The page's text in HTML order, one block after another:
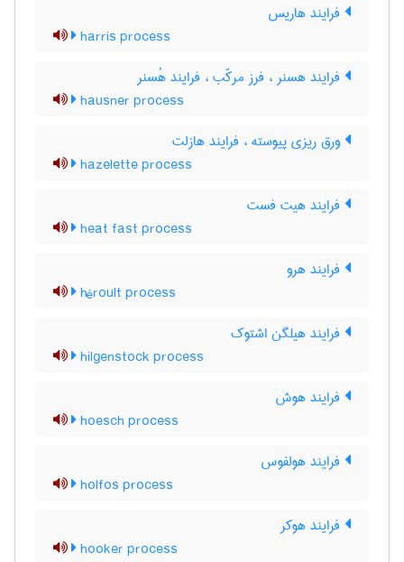
فرایند هاریس
harris process
فرایند هسنر ، فرز مرکّب ، فرایند هُسنر
hausner process
ورق ریزی پیوسته ، فرایند هازلت
hazelette process
فرایند هیت فست
heat fast process
فرایند هرو
héroult process
فرایند هیلگن اشتوک
hilgenstock process
فرایند هوش
hoesch process
فرایند هولفوس
holfos process
فرایند هوکر
hooker process